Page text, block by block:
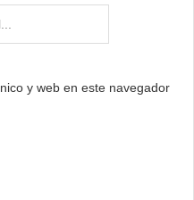
y web en este navegador